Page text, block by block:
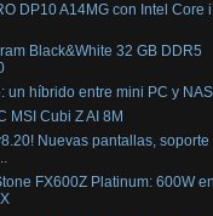
DP10 A14MG con Intel Core
Black&White 32 GB DDR5
un híbrido entre mini PC y NAS
MSI Cubi Z AI 8M
Nuevas pantallas, soporte
FX600Z Platinum: 600W